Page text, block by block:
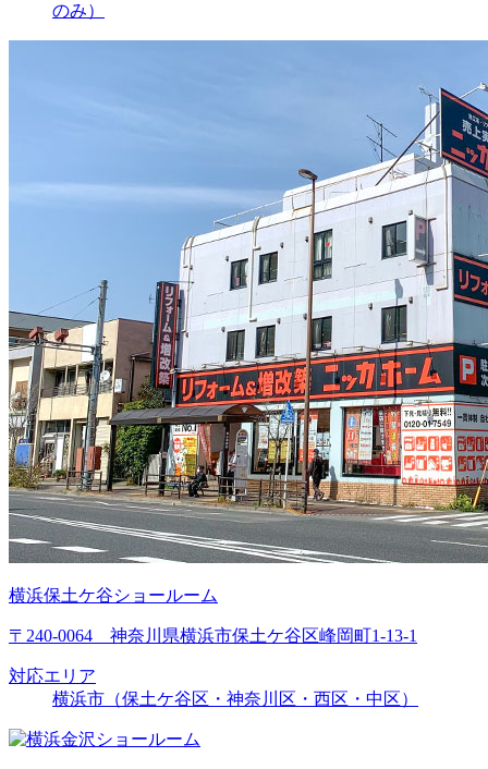
のみ）
横浜保土ケ谷ショールーム
〒240-0064 神奈川県横浜市保土ケ谷区峰岡町1-13-1
対応エリア
横浜市（保土ケ谷区・神奈川区・西区・中区）